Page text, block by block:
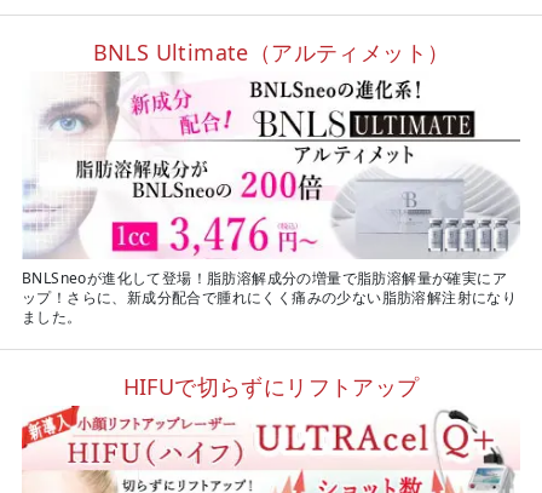
BNLS Ultimate（アルティメット）
BNLSneoが進化して登場！脂肪溶解成分の増量で脂肪溶解量が確実にア
ップ！さらに、新成分配合で腫れにくく痛みの少ない脂肪溶解注射になり
ました。
HIFUで切らずにリフトアップ